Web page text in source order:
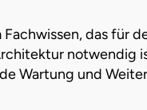
das für
notwendig
Wartung und